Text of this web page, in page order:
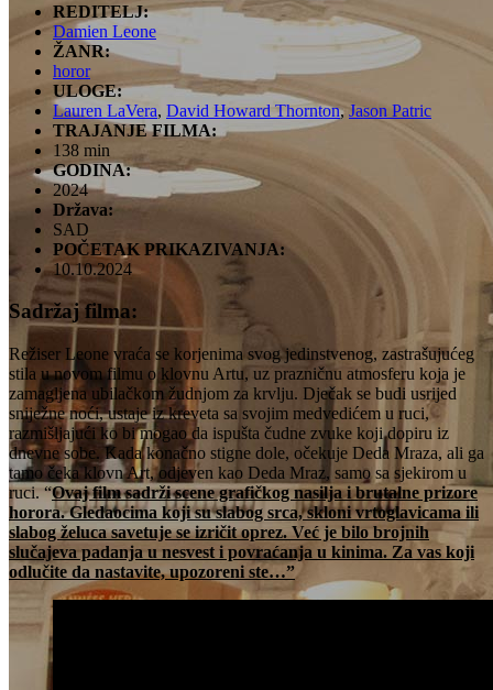
REDITELJ:
Damien Leone
ŽANR:
horor
ULOGE:
Lauren LaVera, David Howard Thornton, Jason Patric
TRAJANJE FILMA:
138 min
GODINA:
2024
Država:
SAD
POČETAK PRIKAZIVANJA:
10.10.2024
Sadržaj filma:
Režiser Leone vraća se korjenima svog jedinstvenog, zastrašujućeg
stila u novom filmu o klovnu Artu, uz prazničnu atmosferu koja je
zamagljena ubilačkom žudnjom za krvlju. Dječak se budi usrijed
sniježne noći, ustaje iz kreveta sa svojim medvedićem u ruci,
razmišljajući ko bi mogao da ispušta čudne zvuke koji dopiru iz
dnevne sobe. Kada konačno stigne dole, očekuje Deda Mraza, ali ga
tamo čeka klovn Art, odjeven kao Deda Mraz, samo sa sjekirom u
ruci. “Ovaj film sadrži scene grafičkog nasilja i brutalne prizore
horora. Gledaocima koji su slabog srca, skloni vrtoglavicama ili
slabog želuca savetuje se izričit oprez. Već je bilo brojnih
slučajeva padanja u nesvest i povraćanja u kinima. Za vas koji
odlučite da nastavite, upozoreni ste…”